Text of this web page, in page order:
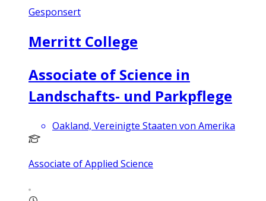
Gesponsert
Merritt College
Associate of Science in
Landschafts- und Parkpflege
Oakland, Vereinigte Staaten von Amerika
Associate of Applied Science